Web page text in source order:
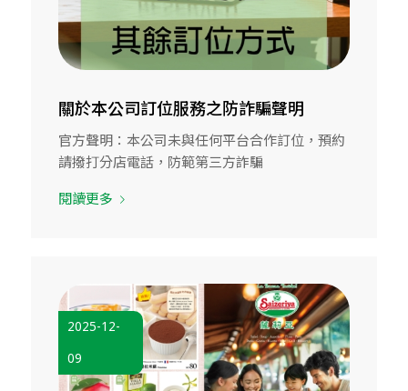
關於本公司訂位服務之防詐騙聲明
官方聲明：本公司未與任何平台合作訂位，預約
請撥打分店電話，防範第三方詐騙
閱讀更多
2025-12-
09